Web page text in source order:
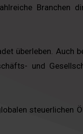
überleben.
und